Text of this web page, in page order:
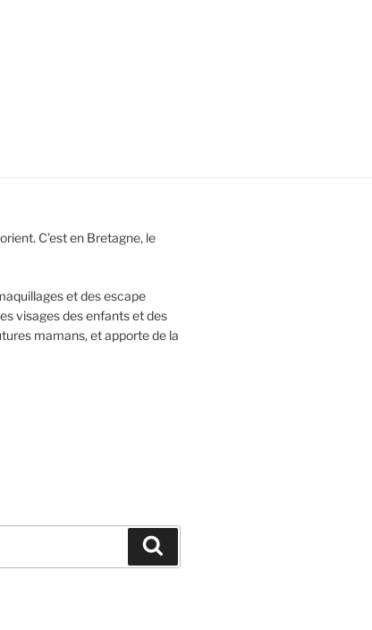
C’est en Bretagne, le
et des escape
visages des enfants et des
mamans, et apporte de la